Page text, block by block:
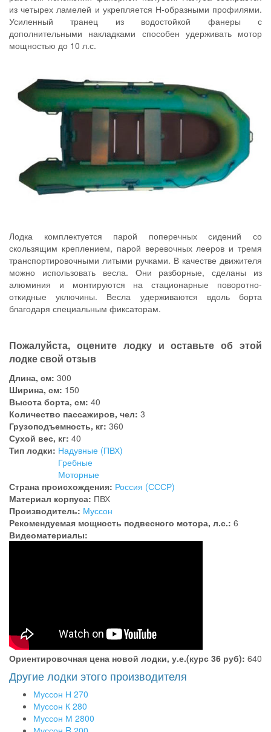
из четырех ламелей и укрепляется Н-образными профилями.
Усиленный транец из водостойкой фанеры с
дополнительными накладками способен удерживать мотор
мощностью до 10 л.с.
Лодка комплектуется парой поперечных сидений со
скользящим креплением, парой веревочных лееров и тремя
транспортировочными литыми ручками. В качестве движителя
можно использовать весла. Они разборные, сделаны из
алюминия и монтируются на стационарные поворотно-
откидные уключины. Весла удерживаются вдоль борта
благодаря специальным фиксаторам.
Пожалуйста, оцените лодку и оставьте об этой
лодке свой отзыв
Длина, см: 300
Ширина, см: 150
Высота борта, см: 40
Количество пассажиров, чел: 3
Грузоподъемность, кг: 360
Сухой вес, кг: 40
Тип лодки: Надувные (ПВХ)
Гребные
Моторные
Страна происхождения: Россия (СССР)
Материал корпуса: ПВХ
Производитель: Муссон
Рекомендуемая мощность подвесного мотора, л.с.: 6
Видеоматериалы:
Ориентировочная цена новой лодки, у.е.(курс 36 руб): 640
Другие лодки этого производителя
Муссон Н 270
Муссон К 280
Муссон М 2800